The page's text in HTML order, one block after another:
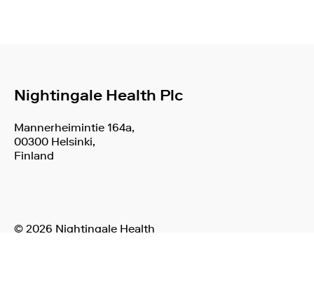
Nightingale Health Plc
Mannerheimintie 164a,
00300 Helsinki,
Finland
© 2026 Nightingale Health